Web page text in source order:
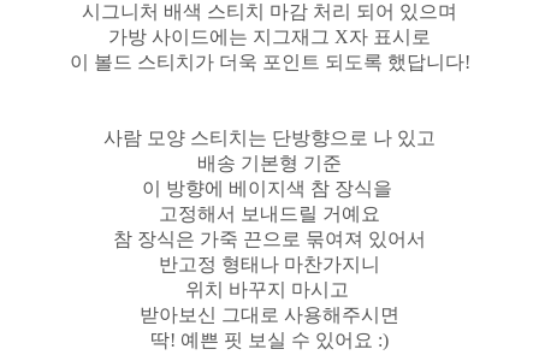
시그니처 배색 스티치 마감 처리 되어 있으며
가방 사이드에는 지그재그 X자 표시로
이 볼드 스티치가 더욱 포인트 되도록 했답니다!
사람 모양 스티치는 단방향으로 나 있고
배송 기본형 기준
이 방향에 베이지색 참 장식을
고정해서 보내드릴 거예요
참 장식은 가죽 끈으로 묶여져 있어서
반고정 형태나 마찬가지니
위치 바꾸지 마시고
받아보신 그대로 사용해주시면
딱! 예쁜 핏 보실 수 있어요 :)